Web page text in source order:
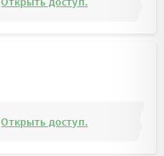
Открыть доступ.